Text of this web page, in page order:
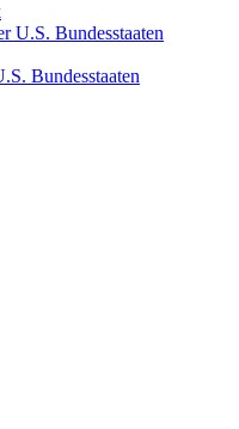
U.S. Bundesstaaten
Bundesstaaten